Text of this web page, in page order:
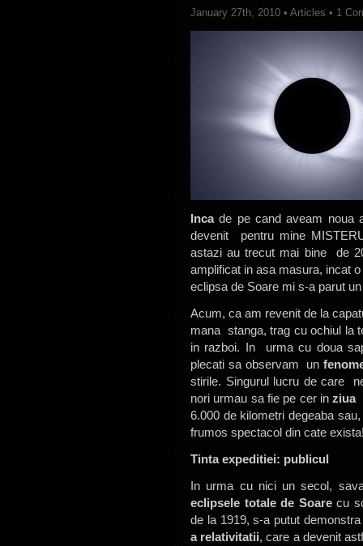
January 27th, 2010 • Articles • 1
Incade pe cand aveam noua
devenit pentru mine
astazi au trecut mai bine de
amplificat in asa masura, incat
eclipsa de Soare mi s-a parut
Acum, ca am revenit de la
mana stanga, trag cu ochiul la
in razboi. In urma cu doua
plecati sa observam un
stirile. Singurul lucru de care
nori urmau sa fie pe cer inziua
6.000 de kilometri degeaba
frumos spectacol din cate
Tinta expeditiei: publicul
In urma cu nici un secol,
eclipsele totale de Soarecu
de la 1919, s-a putut
a relativitatii, care a devenit